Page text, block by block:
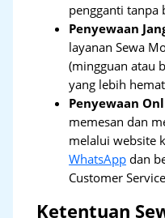
pengganti tanpa
Penyewaan
layanan Sewa
(mingguan atau
yang lebih
Penyewaan
memesan dan
melalui website
WhatsApp dan
Customer
Ketentuan